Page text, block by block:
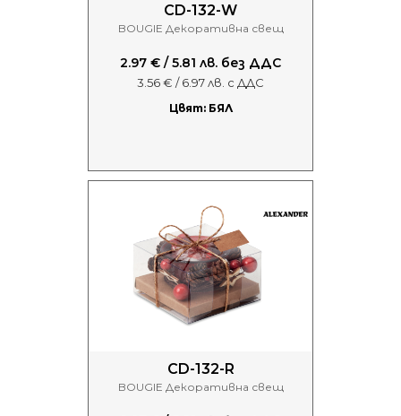
CD-132-W
BOUGIE Декоративна свещ
2.97 € / 5.81 лв. без ДДС
3.56 € / 6.97 лв. с ДДС
Цвят: БЯЛ
CD-132-R
BOUGIE Декоративна свещ